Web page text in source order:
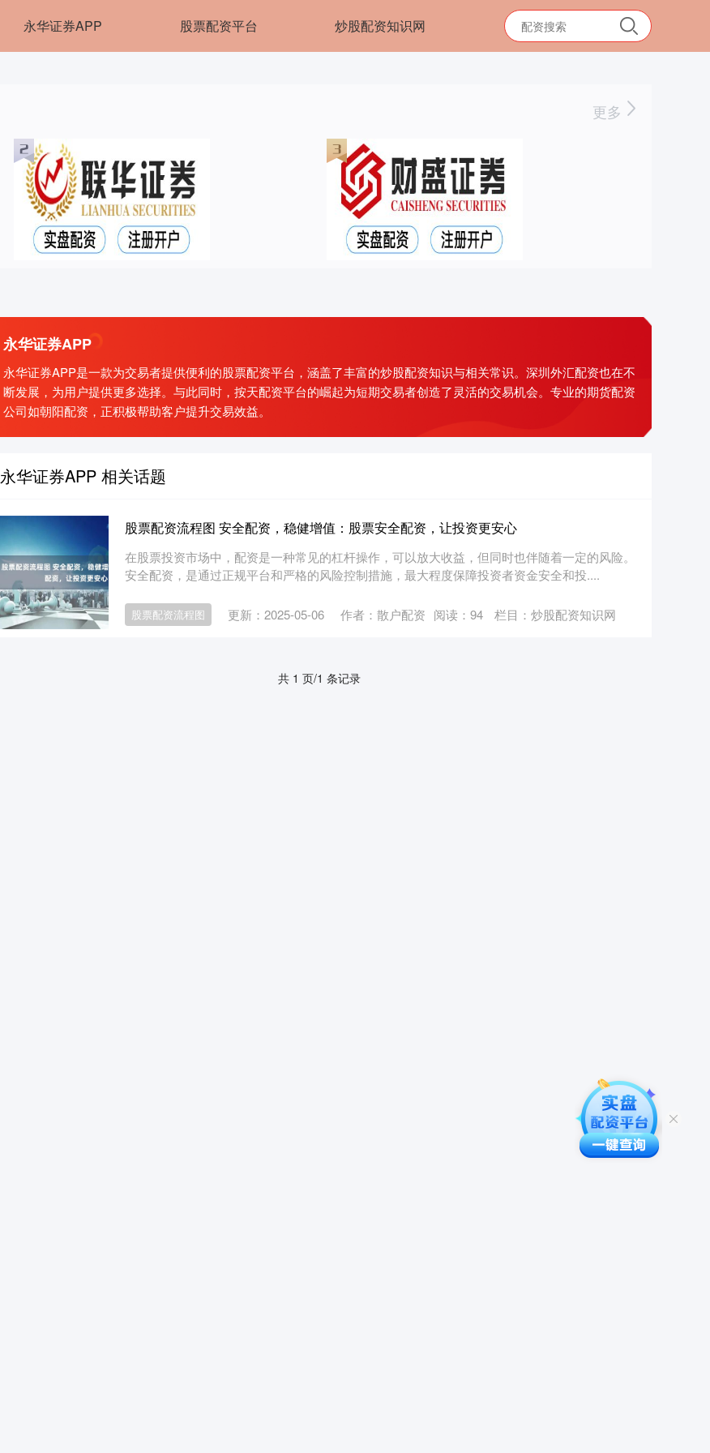
永华证券APP 股票配资平台 炒股配资知识网
更多
永华证券APP
永华证券APP是一款为交易者提供便利的股票配资平台，涵盖了丰富的炒股配资知识与相关常识。深圳外汇配资也在不
断发展，为用户提供更多选择。与此同时，按天配资平台的崛起为短期交易者创造了灵活的交易机会。专业的期货配资
公司如朝阳配资，正积极帮助客户提升交易效益。
永华证券APP 相关话题
股票配资流程图 安全配资，稳健增值：股票安全配资，让投资更安心
在股票投资市场中，配资是一种常见的杠杆操作，可以放大收益，但同时也伴随着一定的风险。
安全配资，是通过正规平台和严格的风险控制措施，最大程度保障投资者资金安全和投....
股票配资流程图 更新：2025-05-06 作者：散户配资 阅读： 94 栏目： 炒股配资知识网
共 1 页/1 条记录